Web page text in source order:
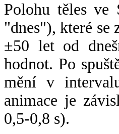
Polohu těles ve
"dnes"), které se
±50 let od
hodnot. Po
mění v
animace je
0,5-0,8 s).